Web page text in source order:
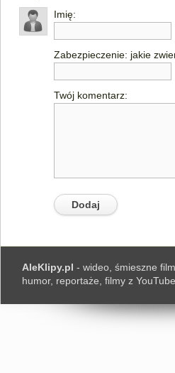
Imię:
Zabezpieczenie: jakie
Twój komentarz:
AleKlipy.pl - wideo, śmieszne
humor, reportaże, filmy z YouTube